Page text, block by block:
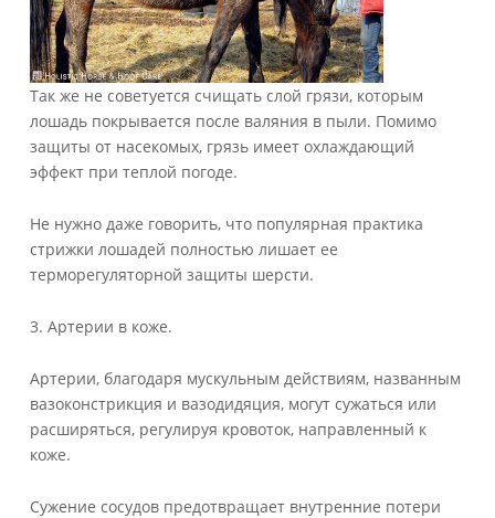
Так же не советуется счищать слой грязи, которым
лошадь покрывается после валяния в пыли. Помимо
защиты от насекомых, грязь имеет охлаждающий
эффект при теплой погоде.
Не нужно даже говорить, что популярная практика
стрижки лошадей полностью лишает ее
терморегуляторной защиты шерсти.
3. Артерии в коже.
Артерии, благодаря мускульным действиям, названным
вазоконстрикция и вазодидяция, могут сужаться или
расширяться, регулируя кровоток, направленный к
коже.
Сужение сосудов предотвращает внутренние потери